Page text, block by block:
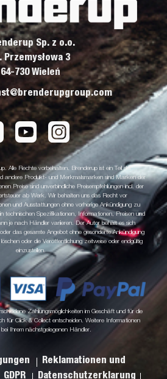
Sp. z o.o.
Przemysłowa 3
64-730 Wieleń
Alle Rechte vorbehalten. Brenderup ist ein Teil der
andere Produkt- und Merkmalsmarken sind Marken der
Preise sind unverbindliche Preisempfehlungen incl. der
ab Werk. Wir behalten uns das Recht vor
und Ausstattungen ohne vorherige Ankündigung zu
technischen Spezifikationen, Informationen, Preisen und
je nach Händler variieren. Der Autor behält es sich
das gesamte Angebot ohne gesonderte Ankündigung
oder die Veröffentlichung zeitweise oder endgültig
einzustellen.
Zahlungsmöglichkeiten im Geschäft und für die
für Click & Collect entscheiden. Weitere Informationen
Ihrem nächstgelegenen Händler.
Reklamationen und
GDPR Datenschutzerklarung